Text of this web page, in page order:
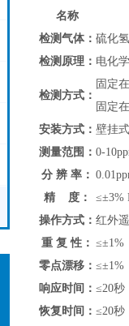
名称
检测气体： 硫化
检测原理： 电化
检测方式：
固定
固定
安装方式： 壁挂
测量范围： 0-
分 辨 率：
精 度：
≤±3%
操作方式： 红外
重 复 性： ≤±1%
零点漂移： ≤±1%
响应时间： ≤20秒
恢复时间： ≤20秒